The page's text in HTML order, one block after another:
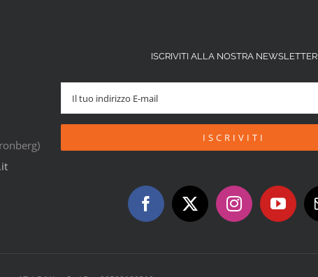
ISCRIVITI ALLA NOSTRA NEWSLETTER